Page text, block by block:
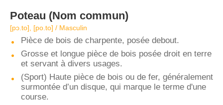
Poteau (Nom commun)
[pɔ.to], [po.to] / Masculin
Pièce de bois de charpente, posée debout.
Grosse et longue pièce de bois posée droit en terre
et servant à divers usages.
(Sport) Haute pièce de bois ou de fer, généralement
surmontée d’un disque, qui marque le terme d'une
course.